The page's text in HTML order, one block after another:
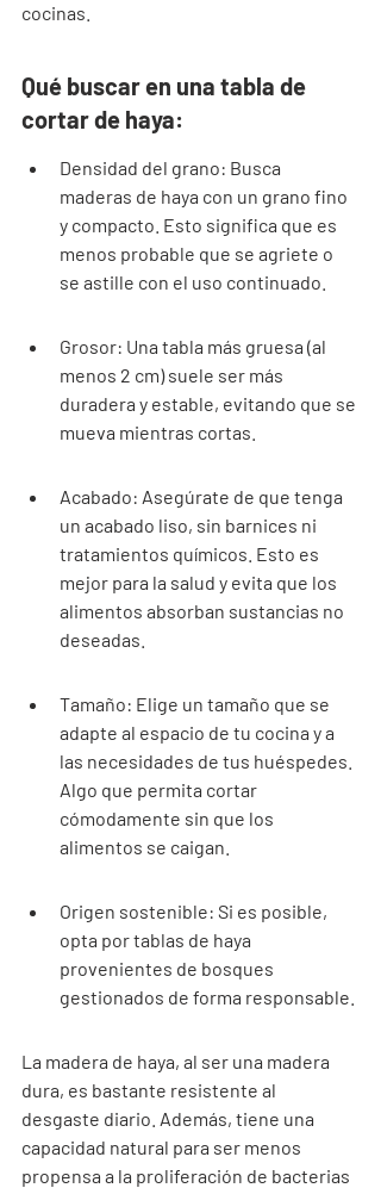
cocinas.
Qué buscar en una tabla de
cortar de haya:
Densidad del grano: Busca
maderas de haya con un grano fino
y compacto. Esto significa que es
menos probable que se agriete o
se astille con el uso continuado.
Grosor: Una tabla más gruesa (al
menos 2 cm) suele ser más
duradera y estable, evitando que se
mueva mientras cortas.
Acabado: Asegúrate de que tenga
un acabado liso, sin barnices ni
tratamientos químicos. Esto es
mejor para la salud y evita que los
alimentos absorban sustancias no
deseadas.
Tamaño: Elige un tamaño que se
adapte al espacio de tu cocina y a
las necesidades de tus huéspedes.
Algo que permita cortar
cómodamente sin que los
alimentos se caigan.
Origen sostenible: Si es posible,
opta por tablas de haya
provenientes de bosques
gestionados de forma responsable.
La madera de haya, al ser una madera
dura, es bastante resistente al
desgaste diario. Además, tiene una
capacidad natural para ser menos
propensa a la proliferación de bacterias